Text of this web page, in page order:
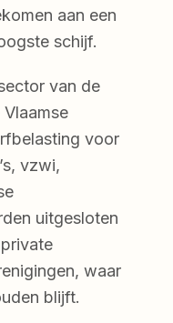
aan een
schijf.
van de
voor
vzwi,
uitgesloten
waar
blijft.